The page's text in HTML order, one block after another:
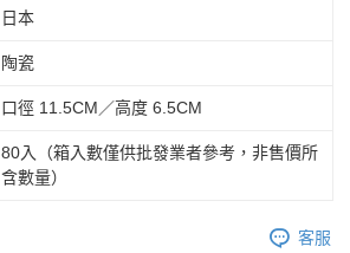
日本
陶瓷
口徑 11.5CM／高度 6.5CM
80入（箱入數僅供批發業者參考，非售價所
含數量）
客服